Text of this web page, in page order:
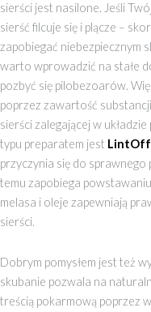
sierści jest nasilone. Jeśli
sierść filcuje się i plącze –
zapobiegać niebezpiecznym
warto wprowadzić na stałe
pozbyć się pilobezoarów.
poprzez zawartość
sierści zalegającej w
typu preparatem jest LintOff
przyczynia się do
temu zapobiega
melasa i oleje zapewniają
sierści.
Dobrym pomysłem jest też
skubanie pozwala na
treścią pokarmową poprzez